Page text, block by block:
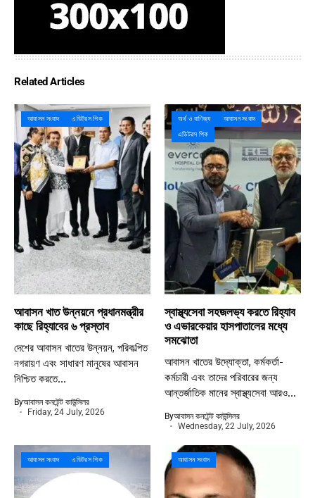
Related Articles
আবাসন সংবাদ এডিটরস পিক
আবাসন খাত উন্নয়নে প্রধানমন্ত্রীর
কাছে রিহ্যাবের ৬ প্রস্তাব
দেশের আবাসন খাতের উন্নয়ন, পরিকল্পিত
নগরায়ণ এবং সাধারণ মানুষের আবাসন
নিশ্চিত করতে...
Byআবাসন কনটেন্ট কাউন্সিলর
Friday, 24 July, 2026
অর্থ ও বাণিজ্য
আবাসন সংবাদ
এডিটরস পিক
স্বাস্থ্যসেবা সহজলভ্য করতে রিহ্যাব
ও এভারকেয়ার হাসপাতালের মধ্যে
সমঝোতা
আবাসন খাতের উদ্যোক্তা, কর্মকর্তা-
কর্মচারী এবং তাদের পরিবারের জন্য
আন্তর্জাতিক মানের স্বাস্থ্যসেবা আরও...
Byআবাসন কনটেন্ট কাউন্সিলর
Wednesday, 22 July, 2026
আবাসন সংবাদ এডিটরস পিক আবাসন সংবাদ